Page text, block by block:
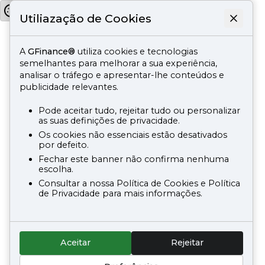
Utiliazação de Cookies
AGFinance® utiliza cookies e tecnologias
semelhantes para melhorar a sua experiência,
analisar o tráfego e apresentar-lhe conteúdos e
publicidade relevantes.
Pode aceitar tudo, rejeitar tudo ou personalizar
as suas definições de privacidade.
Os cookies não essenciais estão desativados
por defeito.
Fechar este banner não confirma nenhuma
escolha.
Consultar a nossa Política de Cookies e Política
de Privacidade para mais informações.
Aceitar Rejeitar